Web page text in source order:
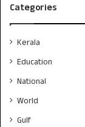
Categories
Kerala
Education
National
World
Gulf